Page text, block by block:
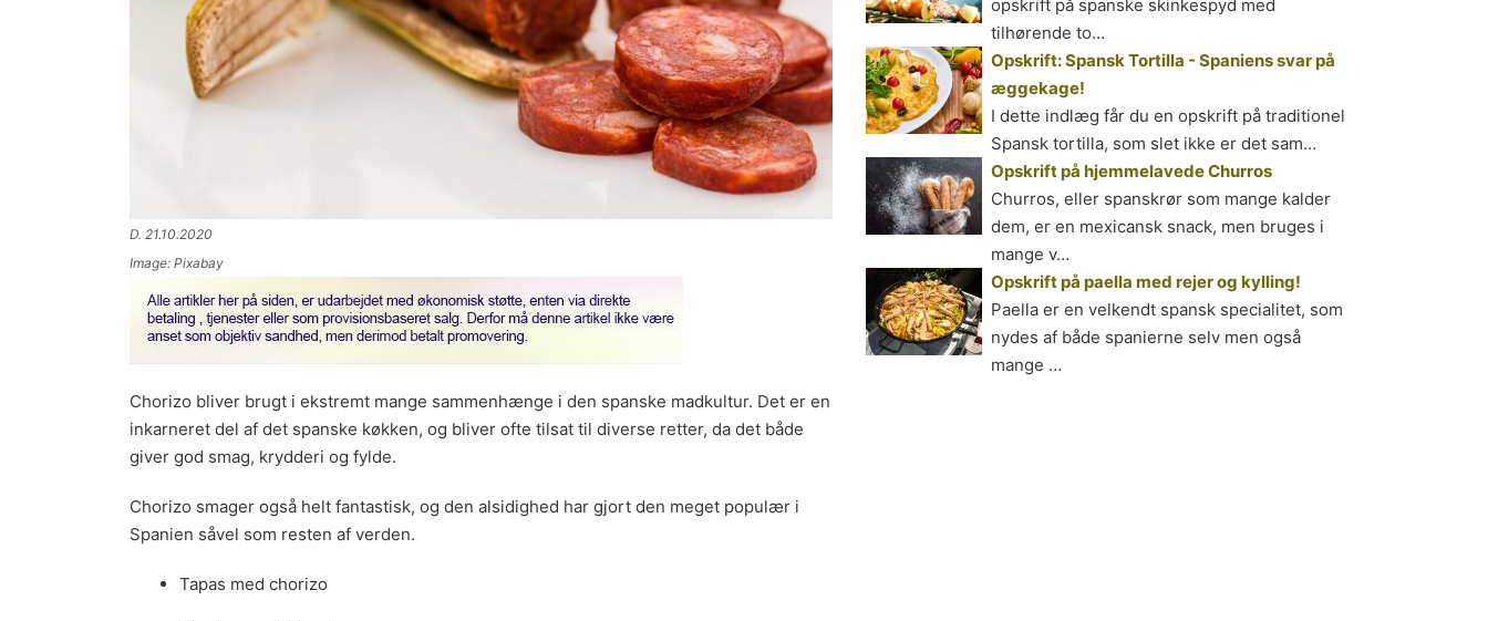
D. 21.10.2020
Image: Pixabay
Chorizo bliver brugt i ekstremt mange sammenhænge i den spanske madkultur. Det er en
inkarneret del af det spanske køkken, og bliver ofte tilsat til diverse retter, da det både
giver god smag, krydderi og fylde.
Chorizo smager også helt fantastisk, og den alsidighed har gjort den meget populær i
Spanien såvel som resten af verden.
Tapas med chorizo
opskrift på spanske skinkespyd med
tilhørende to…
Opskrift: Spansk Tortilla - Spaniens svar på
æggekage!
I dette indlæg får du en opskrift på traditionel
Spansk tortilla, som slet ikke er det sam…
Opskrift på hjemmelavede Churros
Churros, eller spanskrør som mange kalder
dem, er en mexicansk snack, men bruges i
mange v…
Opskrift på paella med rejer og kylling!
Paella er en velkendt spansk specialitet, som
nydes af både spanierne selv men også
mange …